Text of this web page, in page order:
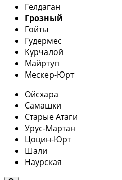
Гелдаган
Грозный
Гойты
Гудермес
Курчалой
Майртуп
Мескер-Юрт
Ойсхара
Самашки
Старые Атаги
Урус-Мартан
Цоцин-Юрт
Шали
Наурская